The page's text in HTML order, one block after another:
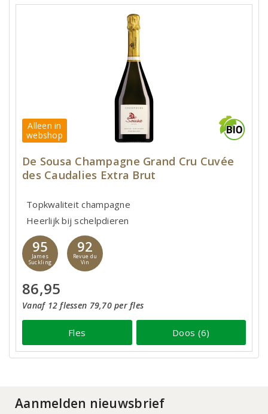
Alleen in
webshop
De Sousa Champagne Grand Cru Cuvée
des Caudalies Extra Brut
Topkwaliteit champagne
Heerlijk bij schelpdieren
95
James
Suckling
92
Revue du
Vin
86,95
Vanaf 12 flessen 79,70 per fles
Fles Doos (6)
Aanmelden nieuwsbrief